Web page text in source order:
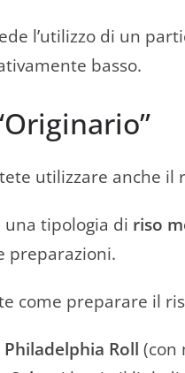
l’utilizzo di un
basso.
utilizzare anche il
una tipologia di riso
preparazioni.
come preparare il
Roll (con